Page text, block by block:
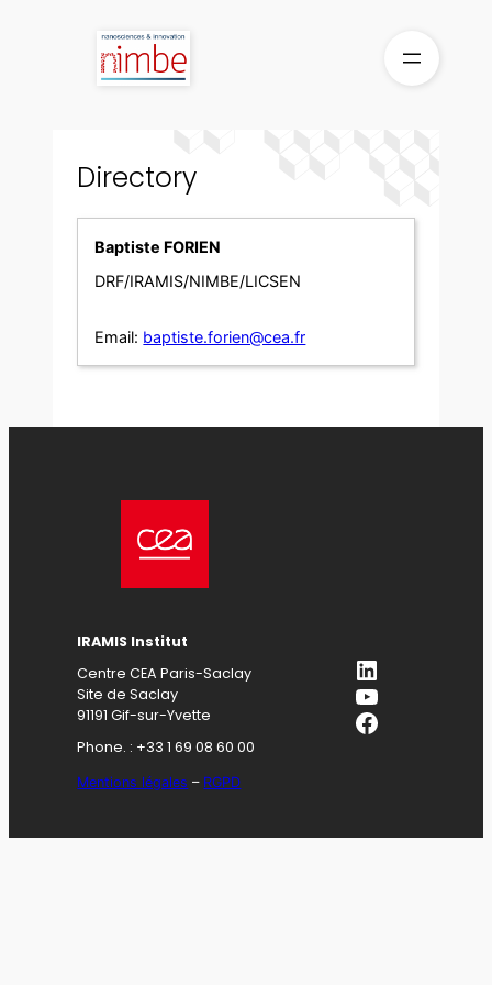
Directory
Baptiste FORIEN
DRF/IRAMIS/NIMBE/LICSEN
Email: baptiste.forien@cea.fr
IRAMIS Institut
Centre CEA Paris-Saclay
Site de Saclay
91191 Gif-sur-Yvette
Phone. : +33 1 69 08 60 00
Mentions légales – RGPD
LinkedIn
YouTube
Facebook